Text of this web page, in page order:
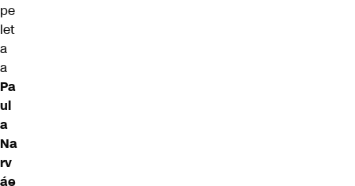
pe
let
a
a
Pa
ul
a
Na
rv
áe